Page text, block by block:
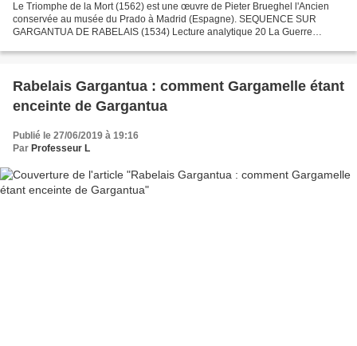
Le Triomphe de la Mort (1562) est une œuvre de Pieter Brueghel l'Ancien
conservée au musée du Prado à Madrid (Espagne). SEQUENCE SUR
GARGANTUA DE RABELAIS (1534) Lecture analytique 20 La Guerre
Rabelais Gargantua : comment Gargamelle étant
enceinte de Gargantua
Publié le 27/06/2019 à 19:16
Par Professeur L